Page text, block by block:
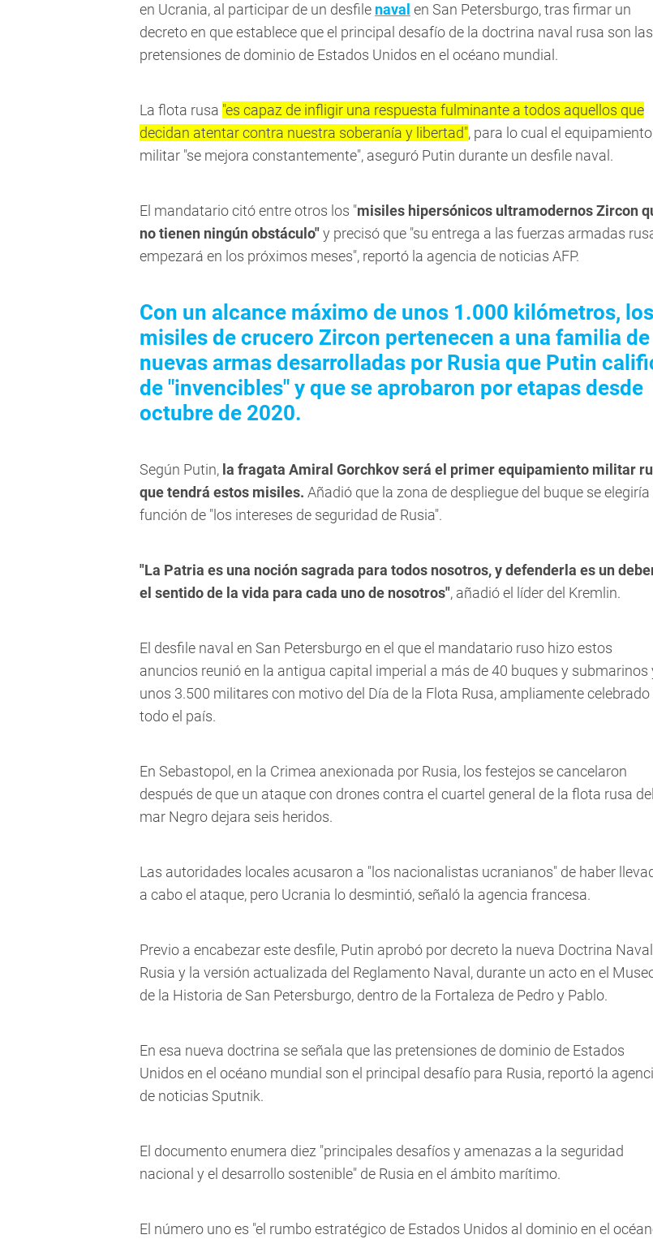
en Ucrania, al participar de un desfile naval en San Petersburgo, tras firmar un
decreto en que establece que el principal desafío de la doctrina naval rusa son las
pretensiones de dominio de Estados Unidos en el océano mundial.
La flota rusa "es capaz de infligir una respuesta fulminante a todos aquellos que
decidan atentar contra nuestra soberanía y libertad", para lo cual el equipamiento
militar "se mejora constantemente", aseguró Putin durante un desfile naval.
El mandatario citó entre otros los "misiles hipersónicos ultramodernos Zircon
no tienen ningún obstáculo"y precisó que "su entrega a las fuerzas armadas
empezará en los próximos meses", reportó la agencia de noticias AFP.
Con un alcance máximo de unos 1.000 kilómetros, los
misiles de crucero Zircon pertenecen a una familia de
nuevas armas desarrolladas por Rusia que Putin
de "invencibles" y que se aprobaron por etapas desde
octubre de 2020.
Según Putin, la fragata Amiral Gorchkov será el primer equipamiento militar
que tendrá estos misiles. Añadió que la zona de despliegue del buque se elegiría
función de "los intereses de seguridad de Rusia".
"La Patria es una noción sagrada para todos nosotros, y defenderla es un
el sentido de la vida para cada uno de nosotros", añadió el líder del Kremlin.
El desfile naval en San Petersburgo en el que el mandatario ruso hizo estos
anuncios reunió en la antigua capital imperial a más de 40 buques y submarinos
unos 3.500 militares con motivo del Día de la Flota Rusa, ampliamente celebrado
todo el país.
En Sebastopol, en la Crimea anexionada por Rusia, los festejos se cancelaron
después de que un ataque con drones contra el cuartel general de la flota rusa del
mar Negro dejara seis heridos.
Las autoridades locales acusaron a "los nacionalistas ucranianos" de haber
a cabo el ataque, pero Ucrania lo desmintió, señaló la agencia francesa.
Previo a encabezar este desfile, Putin aprobó por decreto la nueva Doctrina
Rusia y la versión actualizada del Reglamento Naval, durante un acto en el
de la Historia de San Petersburgo, dentro de la Fortaleza de Pedro y Pablo.
En esa nueva doctrina se señala que las pretensiones de dominio de Estados
Unidos en el océano mundial son el principal desafío para Rusia, reportó la
de noticias Sputnik.
El documento enumera diez "principales desafíos y amenazas a la seguridad
nacional y el desarrollo sostenible" de Rusia en el ámbito marítimo.
El número uno es "el rumbo estratégico de Estados Unidos al dominio en el